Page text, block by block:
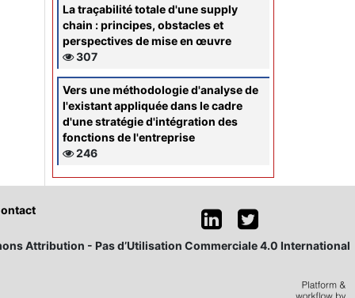
La traçabilité totale d'une supply
chain : principes, obstacles et
perspectives de mise en œuvre
307
Vers une méthodologie d'analyse de
l'existant appliquée dans le cadre
d'une stratégie d'intégration des
fonctions de l'entreprise
246
Attribution - Pas d’Utilisation Commerciale 4.0 International